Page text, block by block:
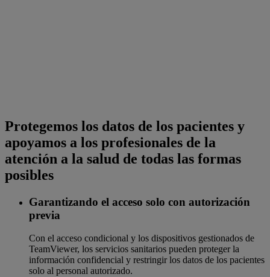
Protegemos los datos de los pacientes y
apoyamos a los profesionales de la
atención a la salud de todas las formas
posibles
Garantizando el acceso solo con autorización
previa
Con el acceso condicional y los dispositivos gestionados de
TeamViewer, los servicios sanitarios pueden proteger la
información confidencial y restringir los datos de los pacientes
solo al personal autorizado.